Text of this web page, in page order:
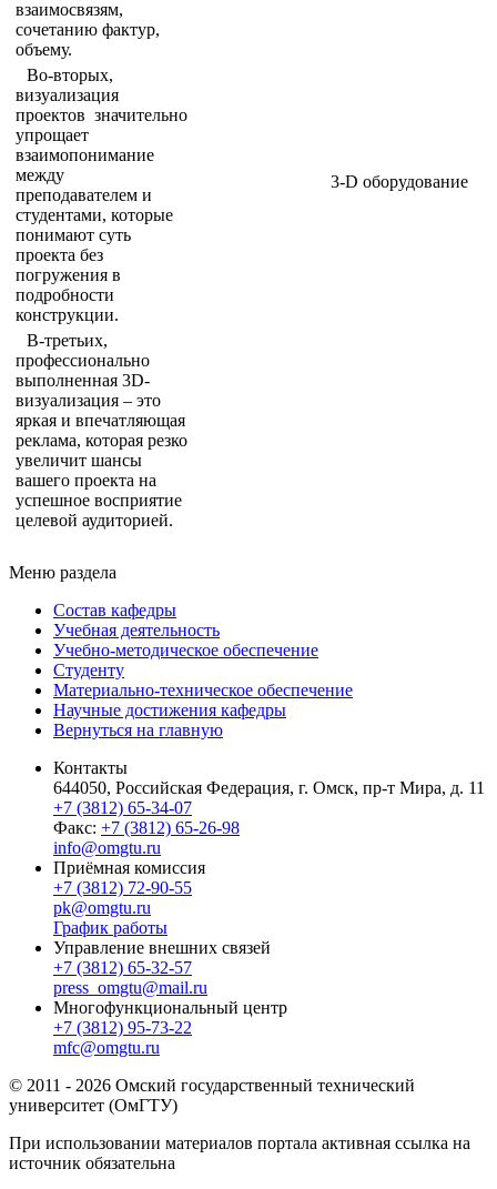
взаимосвязям,
сочетанию фактур,
объему.
Во-вторых,
визуализация
проектов значительно
упрощает
взаимопонимание
между
преподавателем и
студентами, которые
понимают суть
проекта без
погружения в
подробности
конструкции.
В-третьих,
профессионально
выполненная 3D-
визуализация – это
яркая и впечатляющая
реклама, которая резко
увеличит шансы
вашего проекта на
успешное восприятие
целевой аудиторией.
3-D оборудование
Меню раздела
Состав кафедры
Учебная деятельность
Учебно-методическое обеспечение
Студенту
Материально-техническое обеспечение
Научные достижения кафедры
Вернуться на главную
Контакты
644050, Российская Федерация, г. Омск, пр-т Мира, д. 11
+7 (3812) 65-34-07
Факс: +7 (3812) 65-26-98
info@omgtu.ru
Приёмная комиссия
+7 (3812) 72-90-55
pk@omgtu.ru
График работы
Управление внешних связей
+7 (3812) 65-32-57
press_omgtu@mail.ru
Многофункциональный центр
+7 (3812) 95-73-22
mfc@omgtu.ru
© 2011 - 2026 Омский государственный технический
университет (ОмГТУ)
При использовании материалов портала активная ссылка на
источник обязательна